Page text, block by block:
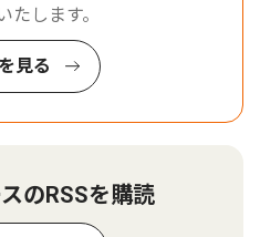
たします。
見る
のRSSを購読